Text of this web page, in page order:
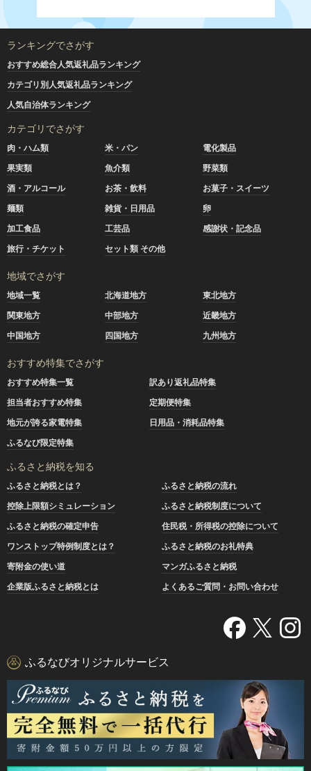
ランキングでさがす
おすすめ総合人気返礼品ランキング
カテゴリ別人気返礼品ランキング
人気自治体ランキング
カテゴリでさがす
肉・ハム類 米・パン
電化製品
果実類
魚介類
野菜類
酒・アルコール
お茶・飲料
お菓子・スイーツ
麺類
雑貨・日用品
卵
加工食品
工芸品
感謝状・記念品
旅行・チケット
セット類 その他
地域でさがす
地域一覧 北海道地方
東北地方
関東地方
中部地方
近畿地方
中国地方
四国地方 九州地方
おすすめ特集でさがす
おすすめ特集一覧
訳あり返礼品特集
担当者おすすめ特集
定期便特集
地元が誇る家電特集
日用品・消耗品特集
ふるなび限定特集
ふるさと納税を知る
ふるさと納税とは？
ふるさと納税の流れ
控除上限額シミュレーション
ふるさと納税制度について
ふるさと納税の確定申告
住民税・所得税の控除について
ワンストップ特例制度とは？
ふるさと納税のお礼特典
寄附金の使い道
マンガふるさと納税
企業版ふるさと納税とは
よくあるご質問・お問い合わせ
ふるなびオリジナルサービス